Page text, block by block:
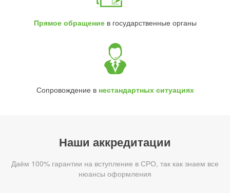
Прямое обращениев государственные органы
Сопровождение в нестандартных ситуациях
Наши аккредитации
Даём 100% гарантии на вступление в СРО, так как знаем все
нюансы оформления